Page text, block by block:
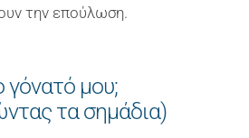
την επούλωση.
γόνατό μου;
τα σημάδια)